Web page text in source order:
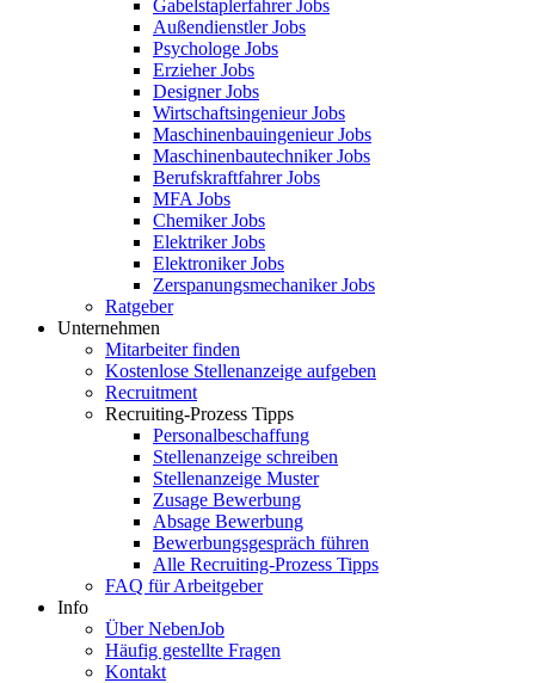
Gabelstaplerfahrer Jobs
Außendienstler Jobs
Psychologe Jobs
Erzieher Jobs
Designer Jobs
Wirtschaftsingenieur Jobs
Maschinenbauingenieur Jobs
Maschinenbautechniker Jobs
Berufskraftfahrer Jobs
MFA Jobs
Chemiker Jobs
Elektriker Jobs
Elektroniker Jobs
Zerspanungsmechaniker Jobs
Ratgeber
Unternehmen
Mitarbeiter finden
Kostenlose Stellenanzeige aufgeben
Recruitment
Recruiting-Prozess Tipps
Personalbeschaffung
Stellenanzeige schreiben
Stellenanzeige Muster
Zusage Bewerbung
Absage Bewerbung
Bewerbungsgespräch führen
Alle Recruiting-Prozess Tipps
FAQ für Arbeitgeber
Info
Über NebenJob
Häufig gestellte Fragen
Kontakt